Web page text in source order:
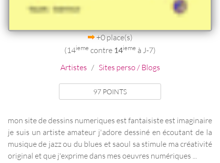
+0 place(s)
(14ieme contre 14ieme à J-7)
Artistes / Sites perso / Blogs
97 POINTS
mon site de dessins numeriques est fantaisiste est imaginaire
je suis un artiste amateur j'adore dessiné en écoutant de la
musique de jazz ou du blues et saoul sa stimule ma créativité
original et que j'exprime dans mes oeuvres numériques ...